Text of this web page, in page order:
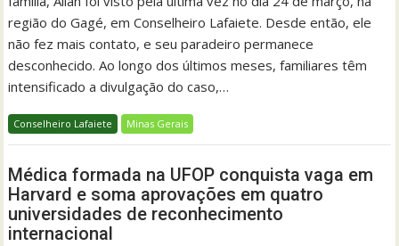
região do Gagé, em Conselheiro Lafaiete. Desde então, ele
não fez mais contato, e seu paradeiro permanece
desconhecido. Ao longo dos últimos meses, familiares têm
intensificado a divulgação do caso,…
Conselheiro Lafaiete Minas Gerais
Médica formada na UFOP conquista vaga em
Harvard e soma aprovações em quatro
universidades de reconhecimento
internacional